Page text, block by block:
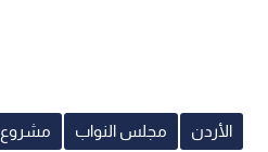
الأردن مجلس النواب مشروع